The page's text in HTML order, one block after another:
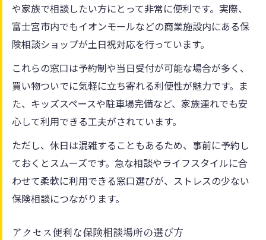
や家族で相談したい方にとって非常に便利です。実際、
富士宮市内でもイオンモールなどの商業施設内にある保
険相談ショップが土日祝対応を行っています。
これらの窓口は予約制や当日受付が可能な場合が多く、
買い物ついでに気軽に立ち寄れる利便性が魅力です。ま
た、キッズスペースや駐車場完備など、家族連れでも安
心して利用できる工夫がされています。
ただし、休日は混雑することもあるため、事前に予約し
ておくとスムーズです。急な相談やライフスタイルに合
わせて柔軟に利用できる窓口選びが、ストレスの少ない
保険相談につながります。
アクセス便利な保険相談場所の選び方